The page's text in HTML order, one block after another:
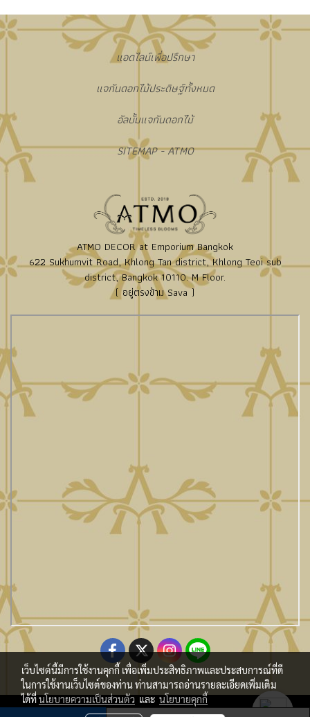
แอดไลน์เพื่อปรึกษา
แจกันดอกไม้ประดิษฐ์ทั้งหมด
อัลบั้มแจกันดอกไม้
SITEMAP - ATMO
ATMO DECOR at Emporium Bangkok
622 Sukhumvit Road, Khlong Tan district, Khlong Teoi sub
district, Bangkok 10110. M Floor.
( อยู่ตรงข้าม Sava )
Copy Right By Atmo Decor Co., Ltd. atmo@seveninnotech.com
เว็บไซต์นี้มีการใช้งานคุกกี้ เพื่อเพิ่มประสิทธิภาพและประสบการณ์ที่ดี
ในการใช้งานเว็บไซต์ของท่าน ท่านสามารถอ่านรายละเอียดเพิ่มเติม
ได้ที่นโยบายความเป็นส่วนตัวและนโยบายคุกกี้